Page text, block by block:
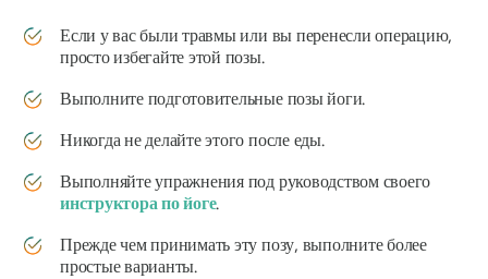
Если у вас были травмы или вы перенесли операцию,
просто избегайте этой позы.
Выполните подготовительные позы йоги.
Никогда не делайте этого после еды.
Выполняйте упражнения под руководством своего
инструктора по йоге.
Прежде чем принимать эту позу, выполните более
простые варианты.